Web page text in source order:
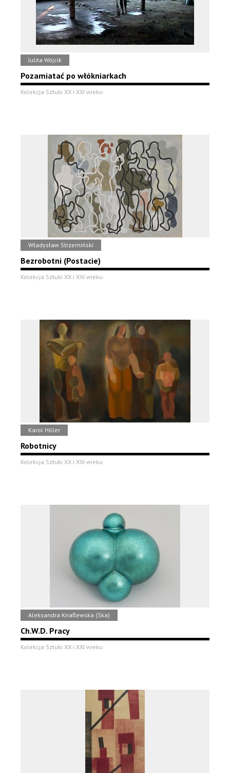
Julita Wójcik
Pozamiatać po włókniarkach
Kolekcja Sztuki XX i XXI wieku
Władysław Strzemiński
Bezrobotni (Postacie)
Kolekcja Sztuki XX i XXI wieku
Karol Hiller
Robotnicy
Kolekcja Sztuki XX i XXI wieku
Aleksandra Knaflewska (Ska)
Ch.W.D. Pracy
Kolekcja Sztuki XX i XXI wieku